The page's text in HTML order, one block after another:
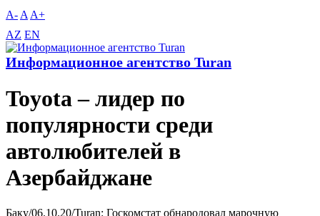
A- A A+
AZ EN
Информационное агентство Turan
Toyota – лидер по
популярности среди
автолюбителей в
Азербайджане
Баку/06.10.20/Turan: Госкомстат обнародовал марочную